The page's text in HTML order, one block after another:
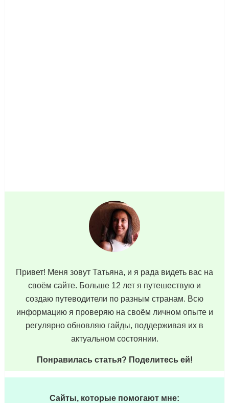
Привет! Меня зовут Татьяна, и я рада видеть вас на
своём сайте. Больше 12 лет я путешествую и
создаю путеводители по разным странам. Всю
информацию я проверяю на своём личном опыте и
регулярно обновляю гайды, поддерживая их в
актуальном состоянии.
Понравилась статья? Поделитесь ей!
Сайты, которые помогают мне: